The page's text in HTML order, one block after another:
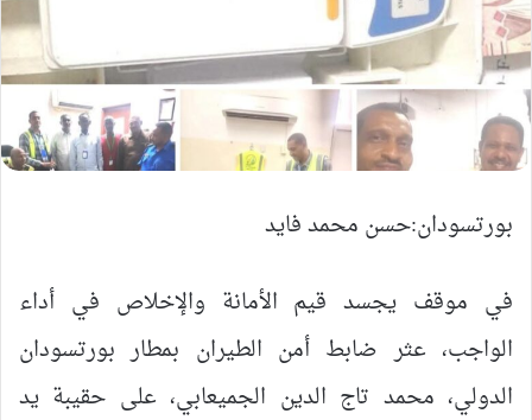
بورتسودان:حسن محمد فايد
في موقف يجسد قيم الأمانة والإخلاص في أداء
الواجب، عثر ضابط أمن الطيران بمطار بورتسودان
الدولي، محمد تاج الدين الجميعابي، على حقيبة يد